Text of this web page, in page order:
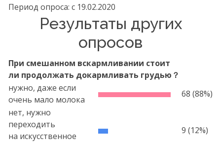
Период опроса: c 19.02.2020
Результаты других
опросов
При смешанном вскармливании стоит
ли продолжать докармливать грудью？
нужно, даже если
очень мало молока
68 (88%)
нет, нужно
переходить
на искусственное
9 (12%)